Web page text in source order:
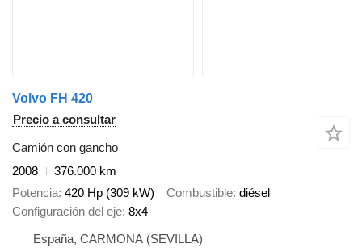
Volvo FH 420
Precio a consultar
Camión con gancho
2008
376.000 km
Potencia 420 Hp (309 kW) Combustible diésel
Configuración del eje 8x4
España, CARMONA (SEVILLA)